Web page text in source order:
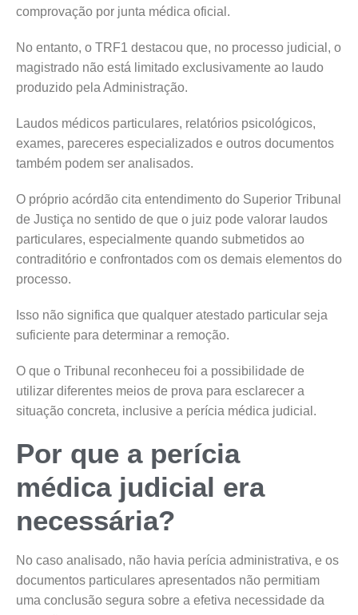
comprovação por junta médica oficial.
No entanto, o TRF1 destacou que, no processo judicial, o
magistrado não está limitado exclusivamente ao laudo
produzido pela Administração.
Laudos médicos particulares, relatórios psicológicos,
exames, pareceres especializados e outros documentos
também podem ser analisados.
O próprio acórdão cita entendimento do Superior Tribunal
de Justiça no sentido de que o juiz pode valorar laudos
particulares, especialmente quando submetidos ao
contraditório e confrontados com os demais elementos do
processo.
Isso não significa que qualquer atestado particular seja
suficiente para determinar a remoção.
O que o Tribunal reconheceu foi a possibilidade de
utilizar diferentes meios de prova para esclarecer a
situação concreta, inclusive a perícia médica judicial.
Por que a perícia
médica judicial era
necessária?
No caso analisado, não havia perícia administrativa, e os
documentos particulares apresentados não permitiam
uma conclusão segura sobre a efetiva necessidade da